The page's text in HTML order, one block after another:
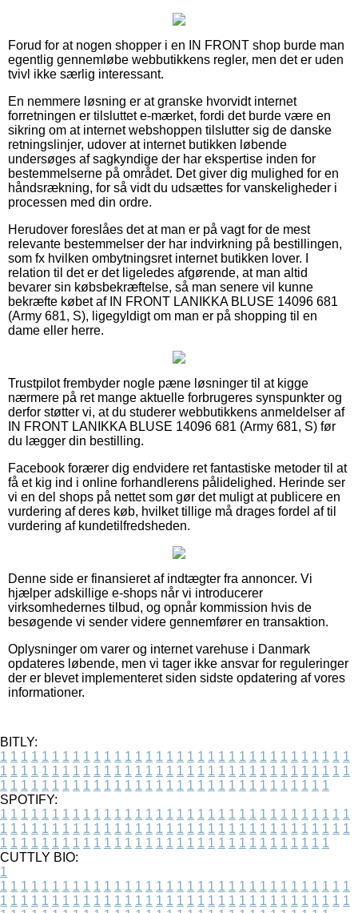
Forud for at nogen shopper i en IN FRONT shop burde man
egentlig gennemløbe webbutikkens regler, men det er uden
tvivl ikke særlig interessant.
En nemmere løsning er at granske hvorvidt internet
forretningen er tilsluttet e-mærket, fordi det burde være en
sikring om at internet webshoppen tilslutter sig de danske
retningslinjer, udover at internet butikken løbende
undersøges af sagkyndige der har ekspertise inden for
bestemmelserne på området. Det giver dig mulighed for en
håndsrækning, for så vidt du udsættes for vanskeligheder i
processen med din ordre.
Herudover foreslåes det at man er på vagt for de mest
relevante bestemmelser der har indvirkning på bestillingen,
som fx hvilken ombytningsret internet butikken lover. I
relation til det er det ligeledes afgørende, at man altid
bevarer sin købsbekræftelse, så man senere vil kunne
bekræfte købet af IN FRONT LANIKKA BLUSE 14096 681
(Army 681, S), ligegyldigt om man er på shopping til en
dame eller herre.
Trustpilot frembyder nogle pæne løsninger til at kigge
nærmere på ret mange aktuelle forbrugeres synspunkter og
derfor støtter vi, at du studerer webbutikkens anmeldelser af
IN FRONT LANIKKA BLUSE 14096 681 (Army 681, S) før
du lægger din bestilling.
Facebook forærer dig endvidere ret fantastiske metoder til at
få et kig ind i online forhandlerens pålidelighed. Herinde ser
vi en del shops på nettet som gør det muligt at publicere en
vurdering af deres køb, hvilket tillige må drages fordel af til
vurdering af kundetilfredsheden.
Denne side er finansieret af indtægter fra annoncer. Vi
hjælper adskillige e-shops når vi introducerer
virksomhedernes tilbud, og opnår kommission hvis de
besøgende vi sender videre gennemfører en transaktion.
Oplysninger om varer og internet varehuse i Danmark
opdateres løbende, men vi tager ikke ansvar for reguleringer
der er blevet implementeret siden sidste opdatering af vores
informationer.
BITLY:
1 1 1 1 1 1 1 1 1 1 1 1 1 1 1 1 1 1 1 1 1 1 1 1 1 1 1 1 1 1 1 1 1 1
1 1 1 1 1 1 1 1 1 1 1 1 1 1 1 1 1 1 1 1 1 1 1 1 1 1 1 1 1 1 1 1 1 1
1 1 1 1 1 1 1 1 1 1 1 1 1 1 1 1 1 1 1 1 1 1 1 1 1 1 1 1 1 1 1 1
SPOTIFY:
1 1 1 1 1 1 1 1 1 1 1 1 1 1 1 1 1 1 1 1 1 1 1 1 1 1 1 1 1 1 1 1 1 1
1 1 1 1 1 1 1 1 1 1 1 1 1 1 1 1 1 1 1 1 1 1 1 1 1 1 1 1 1 1 1 1 1 1
1 1 1 1 1 1 1 1 1 1 1 1 1 1 1 1 1 1 1 1 1 1 1 1 1 1 1 1 1 1 1 1
CUTTLY BIO:
1
1 1 1 1 1 1 1 1 1 1 1 1 1 1 1 1 1 1 1 1 1 1 1 1 1 1 1 1 1 1 1 1 1 1
1 1 1 1 1 1 1 1 1 1 1 1 1 1 1 1 1 1 1 1 1 1 1 1 1 1 1 1 1 1 1 1 1 1